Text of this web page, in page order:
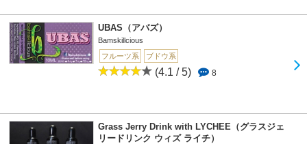
UBAS（アバズ）
Bamskillcious
フルーツ系
ブドウ系
(4.1 / 5) 8
Grass Jerry Drink with LYCHEE（グラスジェ
リードリンク ウィズ ライチ）